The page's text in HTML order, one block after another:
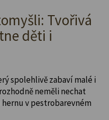
Tvořivá
děti i
spolehlivě zabaví malé i
neměli nechat
v pestrobarevném